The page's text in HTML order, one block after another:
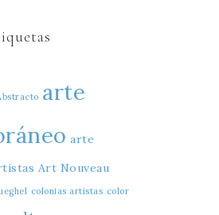
arte
arte
Art Nouveau
colonias artistas color